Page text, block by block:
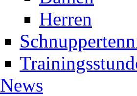
Herren
News